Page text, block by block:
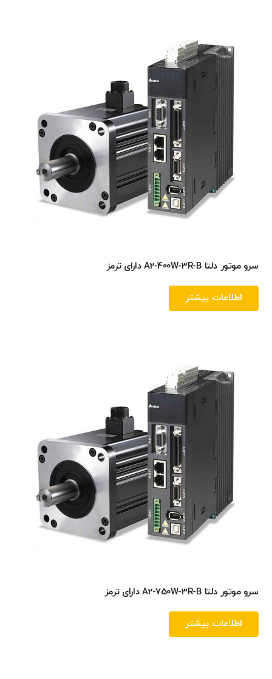
سرو موتور دلتا A2-400W-3R-B دارای ترمز
اطلاعات بیشتر
سرو موتور دلتا A2-750W-3R-B دارای ترمز
اطلاعات بیشتر